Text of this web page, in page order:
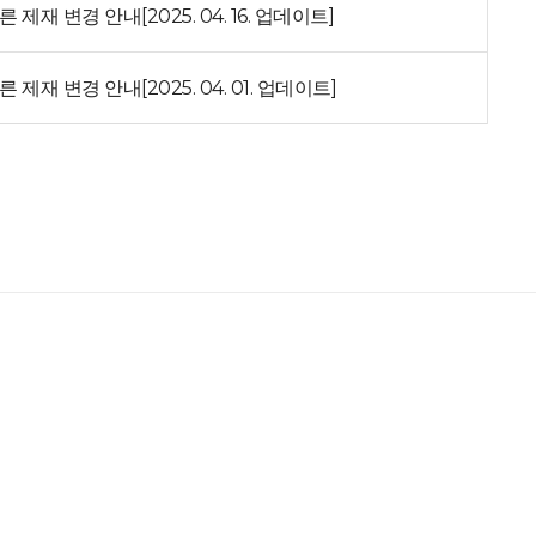
제재 변경 안내[2025. 04. 16. 업데이트]
제재 변경 안내[2025. 04. 01. 업데이트]